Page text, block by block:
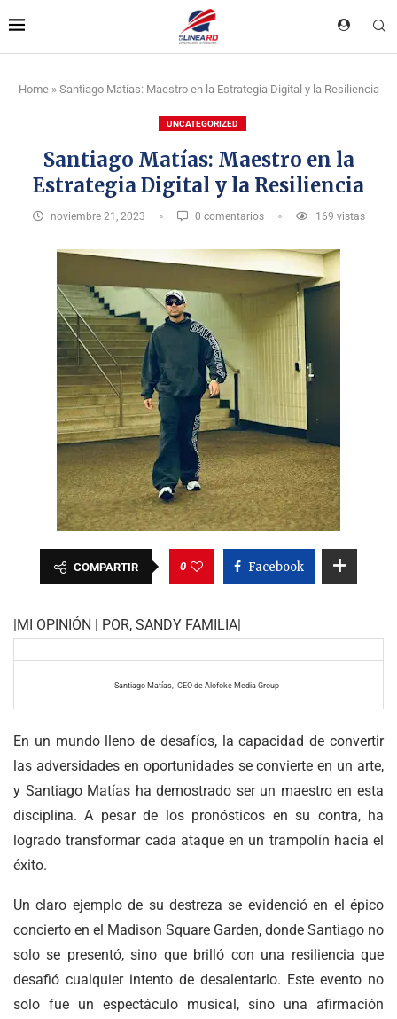
Home» Santiago Matías: Maestro en la Estrategia Digital y la Resiliencia
UNCATEGORIZED
Santiago Matías: Maestro en la
Estrategia Digital y la Resiliencia
noviembre 21, 2023 0 comentarios 169 vistas
COMPARTIR 0 Facebook
|MI OPINIÓN | POR, SANDY FAMILIA|
Santiago Matías, CEO de Alofoke Media Group
En un mundo lleno de desafíos, la capacidad de convertir
las adversidades en oportunidades se convierte en un arte,
y Santiago Matías ha demostrado ser un maestro en esta
disciplina. A pesar de los pronósticos en su contra, ha
logrado transformar cada ataque en un trampolín hacia el
éxito.
Un claro ejemplo de su destreza se evidenció en el épico
concierto en el Madison Square Garden, donde Santiago no
solo se presentó, sino que brilló con una resiliencia que
desafió cualquier intento de desalentarlo. Este evento no
solo fue un espectáculo musical, sino una afirmación